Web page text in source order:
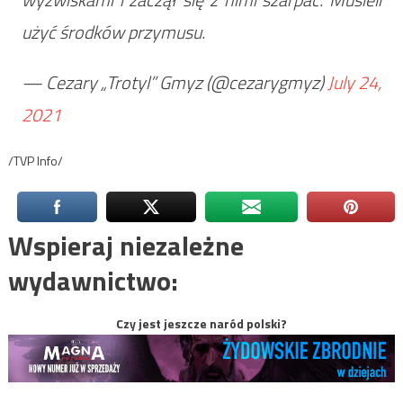
użyć środków przymusu.
— Cezary „Trotyl” Gmyz (@cezarygmyz)July 24,
2021
/TVP Info/
Wspieraj niezależne
wydawnictwo:
Czy jest jeszcze naród polski?